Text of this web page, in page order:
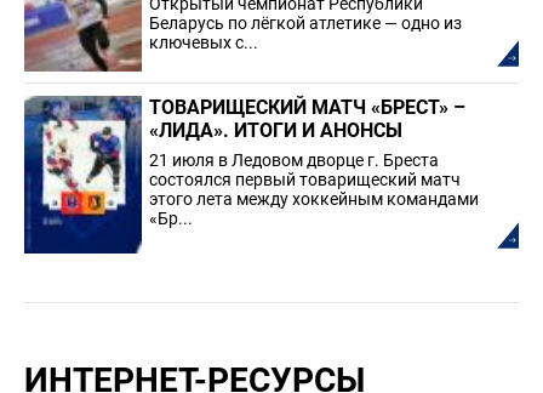
Беларусь по лёгкой атлетике — одно из
ключевых с...
ТОВАРИЩЕСКИЙ МАТЧ «БРЕСТ» –
«ЛИДА». ИТОГИ И АНОНСЫ
21 июля в Ледовом дворце г. Бреста
состоялся первый товарищеский матч
этого лета между хоккейным командами
«Бр...
ИНТЕРНЕТ-РЕСУРСЫ